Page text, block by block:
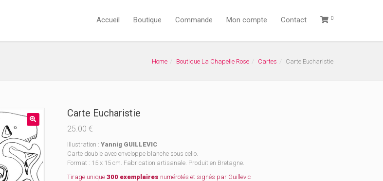
Accueil Boutique Commande Mon compte Contact 0
Home Boutique La Chapelle Rose Cartes Carte Eucharistie
Carte Eucharistie
25.00 €
Illustration : Yannig GUILLEVIC
Carte double avec enveloppe blanche sous cello.
Format : 15 x 15 cm. Fabrication artisanale. Produit en Bretagne.
Tirage unique 300 exemplaires numérotés et signés par Guillevic